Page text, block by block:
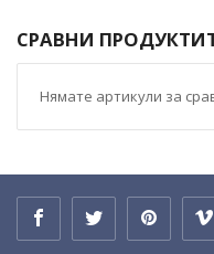
СРАВНИ
Нямате артикули за